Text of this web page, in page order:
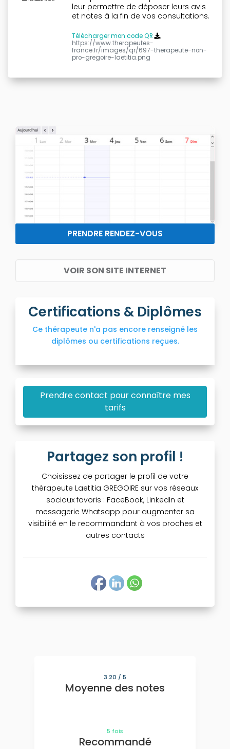
leur permettre de déposer leurs avis
et notes à la fin de vos consultations.
Télécharger mon code QR
https://www.therapeutes-
france.fr/images/qr/697-therapeute-non-
pro-gregoire-laetitia.png
PRENDRE RENDEZ-VOUS
VOIR SON SITE INTERNET
Certifications & Diplômes
Ce thérapeute n'a pas encore renseigné les
diplômes ou certifications reçues.
Prendre contact pour connaître mes
tarifs
Partagez son profil !
Choisissez de partager le profil de votre
thérapeute Laetitia GREGOIRE sur vos réseaux
sociaux favoris : FaceBook, LinkedIn et
messagerie Whatsapp pour augmenter sa
visibilité en le recommandant à vos proches et
autres contacts
3.20 / 5
Moyenne des notes
5 fois
Recommandé